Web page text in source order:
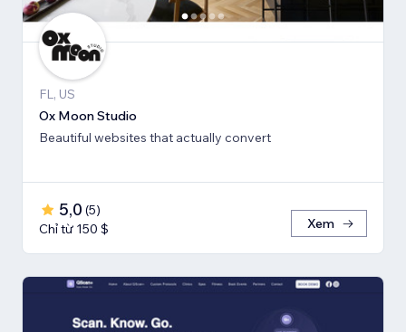
FL, US
Ox Moon Studio
Beautiful websites that actually convert
5,0 (5)
Chỉ từ 150 $
Xem